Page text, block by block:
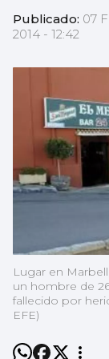
Publicado: 07
2014 - 12:42
Lugar en
un hombre de
fallecido por
EFE)